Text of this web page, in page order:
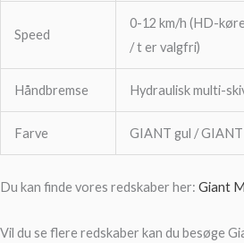
Speed
0-12 km/h (HD-
/ t er valgfri)
Håndbremse Hydraulisk multi-
Farve GIANT gul /
Du kan finde vores redskaber her: Giant
Vil du se flere redskaber kan du besøge